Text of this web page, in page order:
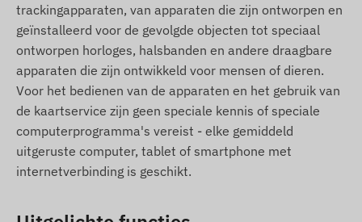
Als u alleen het apparaat koopt (zonder
software-abonnement), wordt het geleverd met
fabrieksinstellingen. U moet zelf zorgen voor de
SIM-kaart, de instellingen en het onderhoud van
de kaart (opwaarderen, jaarlijkse
gegevensverificatie).
Als u naast het apparaat ook een software-
abonnement koopt, maar geen SIM-kaart, wordt
het apparaat geleverd met registratie in onze
trackingapparaten, van apparaten die zijn ontworpen en
geïnstalleerd voor de gevolgde objecten tot speciaal
ontworpen horloges, halsbanden en andere draagbare
apparaten die zijn ontwikkeld voor mensen of dieren.
Voor het bedienen van de apparaten en het gebruik van
de kaartservice zijn geen speciale kennis of speciale
computerprogramma's vereist - elke gemiddeld
uitgeruste computer, tablet of smartphone met
internetverbinding is geschikt.